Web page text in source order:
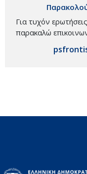
Για τυχόν
παρακαλώ